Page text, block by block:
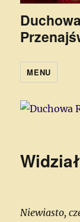
MENU
Niewiasto,